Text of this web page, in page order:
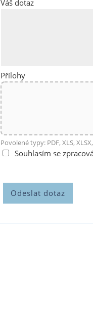
Váš dotaz
Přílohy
Povolené typy: PDF, XLS,
Souhlasím se